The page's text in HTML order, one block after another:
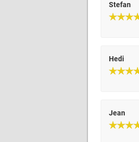
Stefan
Hedi
Jean